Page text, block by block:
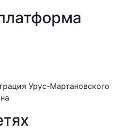
Урус-Мартановского